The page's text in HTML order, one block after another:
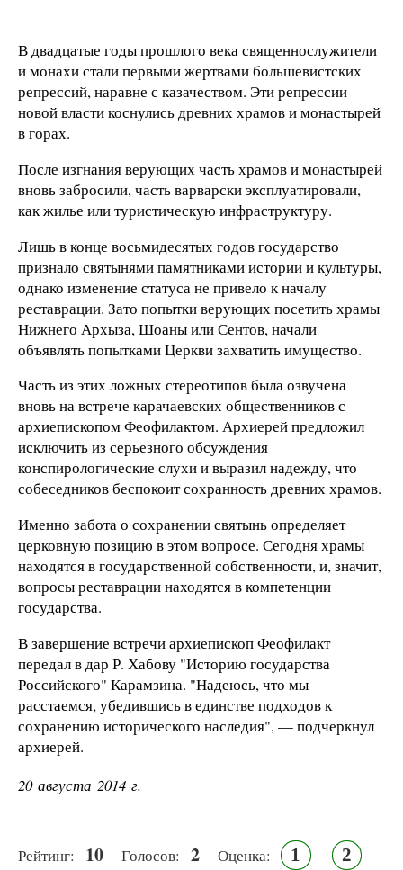
В двадцатые годы прошлого века священнослужители
и монахи стали первыми жертвами большевистских
репрессий, наравне с казачеством. Эти репрессии
новой власти коснулись древних храмов и монастырей
в горах.
После изгнания верующих часть храмов и монастырей
вновь забросили, часть варварски эксплуатировали,
как жилье или туристическую инфраструктуру.
Лишь в конце восьмидесятых годов государство
признало святынями памятниками истории и культуры,
однако изменение статуса не привело к началу
реставрации. Зато попытки верующих посетить храмы
Нижнего Архыза, Шоаны или Сентов, начали
объявлять попытками Церкви захватить имущество.
Часть из этих ложных стереотипов была озвучена
вновь на встрече карачаевских общественников с
архиепископом Феофилактом. Архиерей предложил
исключить из серьезного обсуждения
конспирологические слухи и выразил надежду, что
собеседников беспокоит сохранность древних храмов.
Именно забота о сохранении святынь определяет
церковную позицию в этом вопросе. Сегодня храмы
находятся в государственной собственности, и, значит,
вопросы реставрации находятся в компетенции
государства.
В завершение встречи архиепископ Феофилакт
передал в дар Р. Хабову "Историю государства
Российского" Карамзина. "Надеюсь, что мы
расстаемся, убедившись в единстве подходов к
сохранению исторического наследия", — подчеркнул
архиерей.
20 августа 2014 г.
Рейтинг: 10 Голосов: 2 Оценка: 1 2